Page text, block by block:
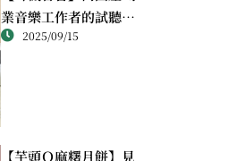
業音樂工作者的試聽心
得 2025/09/15
【芋頭Ｑ麻糬月餅】見